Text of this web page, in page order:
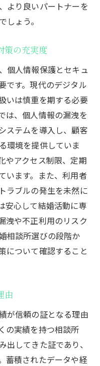
より良いパートナーを
ょう。
策の充実度
個人情報保護とセキュ
です。現代のデジタル
いは慎重を期する必要
は、個人情報の漏洩を
ステムを導入し、顧客
環境を提供していま
やアクセス制限、定期
います。また、利用者
ラブルの発生を未然に
安心して結婚活動に専
洩や不正利用のリスク
相談所選びの段階か
について確認すること
由
が信頼の証となる理由
の実績を持つ相談所
してきた証であり、
蓄積されたデータや経